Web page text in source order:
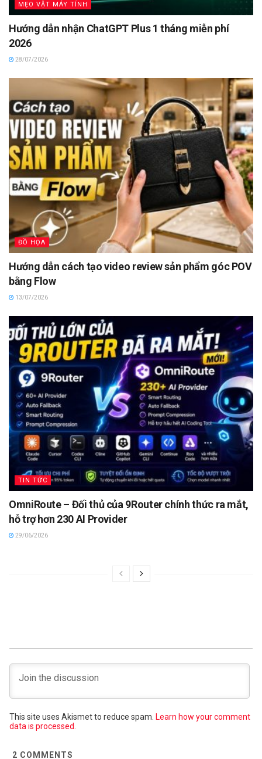
MẸO VẶT MÁY TÍNH
Hướng dẫn nhận ChatGPT Plus 1 tháng miễn phí
2026
28/07/2026
ĐỒ HỌA
Hướng dẫn cách tạo video review sản phẩm góc POV
bằng Flow
13/07/2026
TIN TỨC
OmniRoute – Đối thủ của 9Router chính thức ra mắt,
hỗ trợ hơn 230 AI Provider
29/06/2026
This site uses Akismet to reduce spam. Learn how your comment
data is processed.
2 COMMENTS